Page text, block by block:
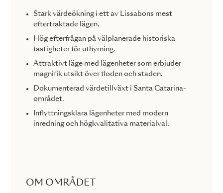
Stark värdeökning i ett av Lissabons mest
eftertraktade lägen.
Hög efterfrågan på välplanerade historiska
fastigheter för uthyrning.
Attraktivt läge med lägenheter som erbjuder
magnifik utsikt över floden och staden.
Dokumenterad värdetillväxt i Santa Catarina-
området.
Inflyttningsklara lägenheter med modern
inredning och högkvalitativa materialval.
OM OMRÅDET